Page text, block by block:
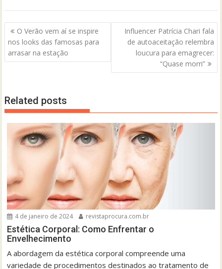
Navegação
de
Post
O Verão vem aí se inspire
nos looks das famosas para
arrasar na estação
Influencer Patrícia Chari fala
de autoaceitação relembra
loucura para emagrecer:
“Quase morri”
Related posts
4 de janeiro de 2024 revistaprocura.com.br
Estética Corporal: Como Enfrentar o
Envelhecimento
A abordagem da estética corporal compreende uma
variedade de procedimentos destinados ao tratamento de